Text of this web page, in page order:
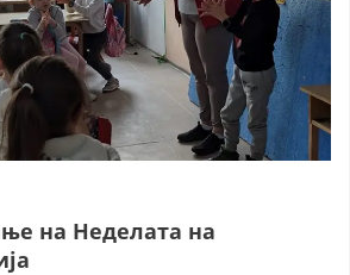
на Неделата на